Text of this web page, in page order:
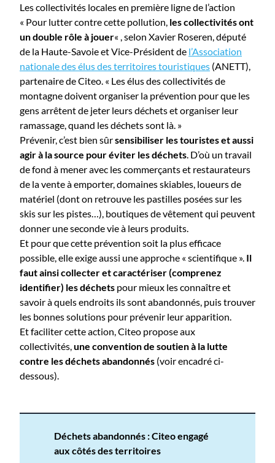
Les collectivités locales en première ligne de l’action
« Pour lutter contre cette pollution, les collectivités ont
un double rôle à jouer« , selon Xavier Roseren, député
de la Haute-Savoie et Vice-Président de l’Association
nationale des élus des territoires touristiques (ANETT),
partenaire de Citeo. « Les élus des collectivités de
montagne doivent organiser la prévention pour que les
gens arrêtent de jeter leurs déchets et organiser leur
ramassage, quand les déchets sont là. »
Prévenir, c’est bien sûrsensibiliser les touristes et aussi
agir à la source pour éviter les déchets . D’où un travail
de fond à mener avec les commerçants et restaurateurs
de la vente à emporter, domaines skiables, loueurs de
matériel (dont on retrouve les pastilles posées sur les
skis sur les pistes…), boutiques de vêtement qui peuvent
donner une seconde vie à leurs produits.
Et pour que cette prévention soit la plus efficace
possible, elle exige aussi une approche « scientifique ». Il
faut ainsi collecter et caractériser (comprenez
identifier) les déchets pour mieux les connaître et
savoir à quels endroits ils sont abandonnés, puis trouver
les bonnes solutions pour prévenir leur apparition.
Et faciliter cette action, Citeo propose aux
collectivités, une convention de soutien à la lutte
contre les déchets abandonnés (voir encadré ci-
dessous).
Déchets abandonnés : Citeo engagé
aux côtés des territoires